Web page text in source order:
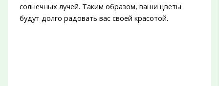
солнечных лучей. Таким образом, ваши цветы
будут долго радовать вас своей красотой.